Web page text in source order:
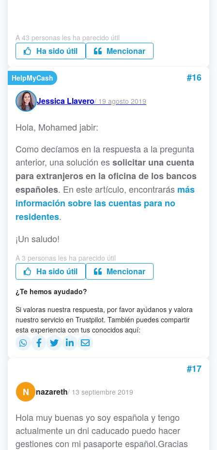
A 43 personas les ha parecido útil
Ha sido útil Mencionar
HelpMyCash #16
Jessica Llavero/ 19 agosto 2019
Hola, Mohamed jabir:
Como decíamos en la respuesta a la pregunta
anterior, una solución es solicitar una cuenta
para extranjeros en la oficina de los bancos
españoles. En este artículo, encontrarás más
información sobre las cuentas para no
residentes.
¡Un saludo!
A 3 personas les ha parecido útil
Ha sido útil Mencionar
¿Te hemos ayudado?
Si valoras nuestra respuesta, por favor ayúdanos y valora
nuestro servicio en Trustpilot. También puedes compartir
esta experiencia con tus conocidos aquí:
#17
N
nazareth/ 13 septiembre 2019
Hola muy buenas yo soy española y tengo
actualmente un dni caducado puedo hacer
gestiones con mi pasaporte español.Gracias